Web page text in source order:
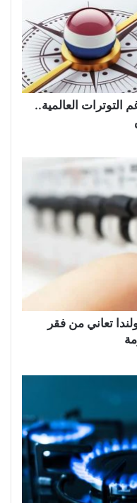
التوترات العالمية..
تعاني من فقر